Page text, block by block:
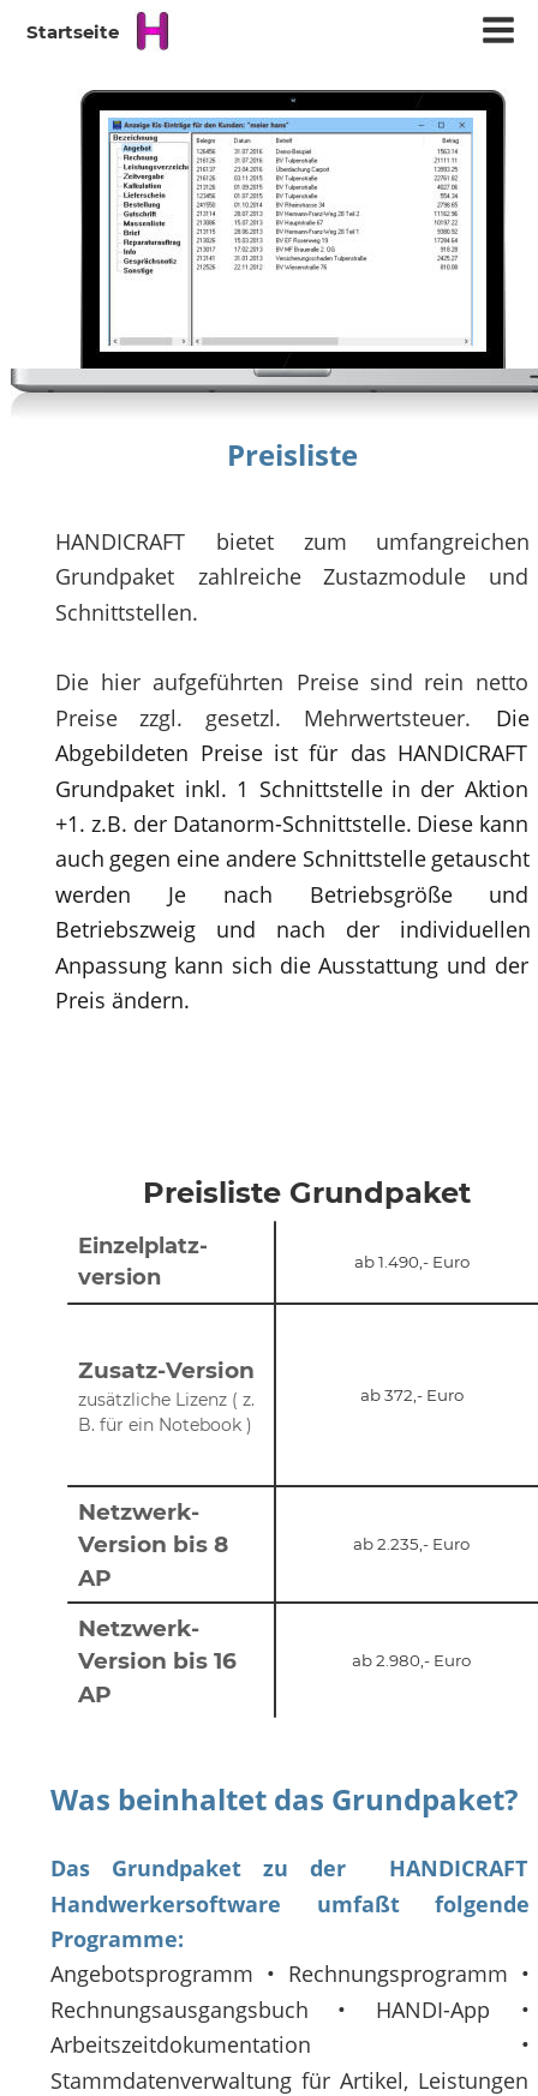
Startseite
Preisliste
HANDICRAFT bietet zum
umfangreichen
Grundpaket
zahlreiche Zustazmodule
und
Schnittstellen.
Die hier aufgeführten Preise sind rein netto
Preise
zzgl. gesetzl. Mehrwertsteuer.
Die
Abgebildeten Preise ist für das HANDICRAFT
Grundpaket inkl. 1 Schnittstelle in der Aktion
+1. z.B. der Datanorm-Schnittstelle. Diese kann
auch gegen eine andere Schnittstelle getauscht
werden
Je nach Betriebsgröße
und
Betriebszweig
und nach der
individuellen
Anpassung kann sich die Ausstattung und der
Preis ändern.
Preisliste Grundpaket
Einzelplatz-
version
ab 1.490,- Euro
Zusatz-Version
zusätzliche Lizenz ( z.
B. für ein Notebook )
ab 372,- Euro
Netzwerk-
Version bis 8
AP
ab 2.235,- Euro
Netzwerk-
Version bis 16
AP
ab 2.980,- Euro
Was beinhaltet das Grundpaket?
Das Grundpaket zu der
HANDICRAFT
Handwerkersoftware
umfaßt
folgende
Programme:
Angebotsprogramm • Rechnungsprogramm •
Rechnungsausgangsbuch
• HANDI-App
•
Arbeitszeitdokumentation
•
Stammdatenverwaltung für Artikel, Leistungen